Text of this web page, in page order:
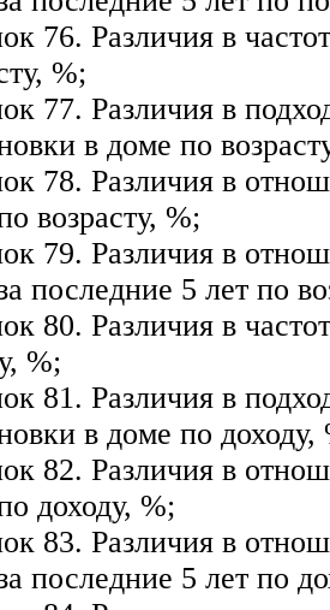
76. Различия в
%;
77. Различия в
в доме по
78. Различия в
возрасту, %;
79. Различия в
последние 5 лет по
80. Различия в
%;
81. Различия в
в доме по доходу,
82. Различия в
доходу, %;
83. Различия в
последние 5 лет по